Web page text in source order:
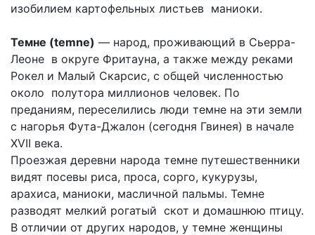
изобилием картофельных листьев маниоки.
Темне (temne) — народ, проживающий в Сьерра-
Леоне в округе Фритауна, а также между реками
Рокел и Малый Скарсис, с общей численностью
около полутора миллионов человек. По
преданиям, переселились люди темне на эти земли
с нагорья Фута-Джалон (сегодня Гвинея) в начале
XVII века.
Проезжая деревни народа темне путешественники
видят посевы риса, проса, сорго, кукурузы,
арахиса, маниоки, масличной пальмы. Темне
разводят мелкий рогатый скот и домашнюю птицу.
В отличии от других народов, у темне женщины